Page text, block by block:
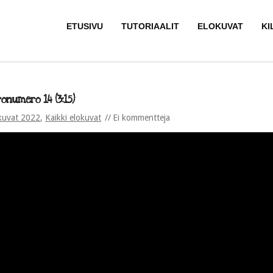
ETUSIVU TUTORIAALIT ELOKUVAT
14 (3:15)
2022, Kaikki elokuvat Ei kommentteja